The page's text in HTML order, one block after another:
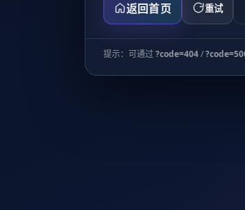
返回首页 重试
提示：可通过 ?code=404/